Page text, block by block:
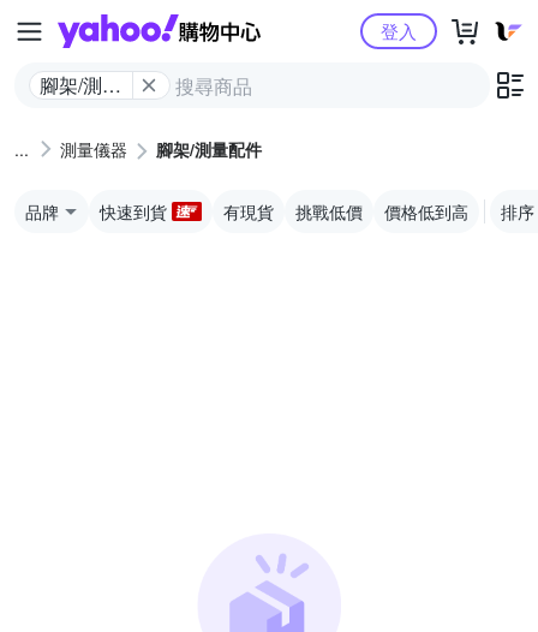
Yahoo購物中心
腳架/測量
登入
測量儀器 腳架/測量配件
品牌 快速到貨 有現貨 挑戰低價 價格低到高 排序